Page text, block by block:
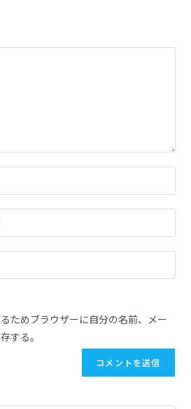
ためブラウザーに自分の名前、メー
する。